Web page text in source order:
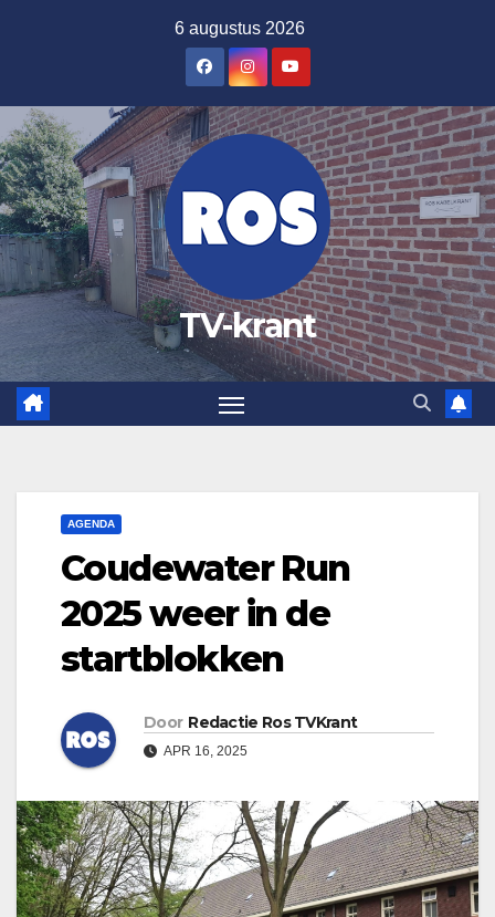
inhoud
6 augustus 2026
TV-krant
AGENDA
Coudewater Run
2025 weer in de
startblokken
Door Redactie Ros TVKrant
APR 16, 2025